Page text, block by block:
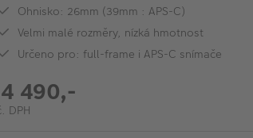
Ohnisko: 26mm (39mm : APS-C)
Velmi malé rozměry, nízká hmotnost
Určeno pro: full-frame i APS-C snímače
490,-
DPH